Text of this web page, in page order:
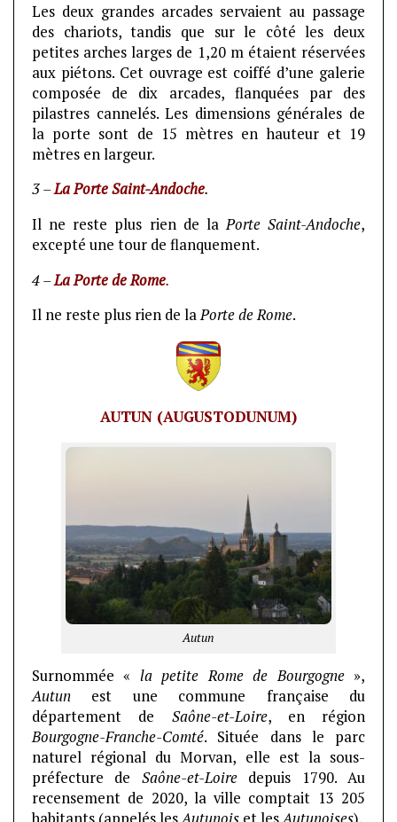
Les deux grandes arcades servaient au passage
des chariots, tandis que sur le côté les deux
petites arches larges de 1,20 m étaient réservées
aux piétons. Cet ouvrage est coiffé d’une galerie
composée de dix arcades, flanquées par des
pilastres cannelés. Les dimensions générales de
la porte sont de 15 mètres en hauteur et 19
mètres en largeur.
3 –La Porte Saint-Andoche.
Il ne reste plus rien de laPorte Saint-Andoche,
excepté une tour de flanquement.
4 –La Porte de Rome.
Il ne reste plus rien de laPorte de Rome.
AUTUN (AUGUSTODUNUM)
Autun
Surnommée « la petite Rome de Bourgogne »,
Autun est une commune française du
département de Saône-et-Loire, en région
Bourgogne-Franche-Comté. Située dans le parc
naturel régional du Morvan, elle est la sous-
préfecture de Saône-et-Loiredepuis 1790. Au
recensement de 2020, la ville comptait 13 205
habitants (appelés lesAutunois et lesAutunoises).